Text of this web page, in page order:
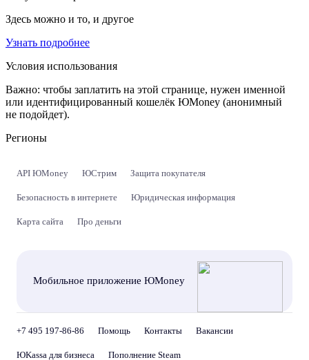
Здесь можно и то, и другое
Узнать подробнее
Условия использования
Важно: чтобы заплатить на этой странице, нужен именной
или идентифицированный кошелёк ЮMoney (анонимный
не подойдет).
Регионы
API ЮMoney ЮСтрим Защита покупателя
Безопасность в интернете Юридическая информация
Карта сайта Про деньги
Мобильное приложение ЮMoney
+7 495 197-86-86 Помощь Контакты Вакансии
ЮKassa для бизнеса Пополнение Steam